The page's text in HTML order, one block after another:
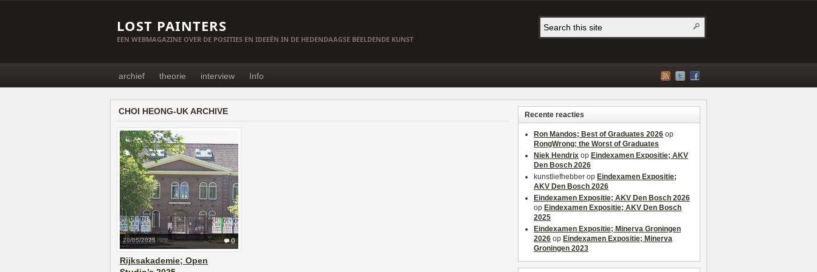
LOST PAINTERS
EEN WEBMAGAZINE OVER DE POSITIES EN IDEEËN IN DE HEDENDAAGSE BEELDENDE KUNST
archief theorie interview Info
CHOI HEONG-UK ARCHIVE
0
20/05/2025
Rijksakademie; Open
Recente reacties
Ron Mandos; Best of Graduates 2026 op
RongWrong; the Worst of Graduates
Niek Hendrix op Eindexamen Expositie; AKV
Den Bosch 2026
kunstliefhebber op Eindexamen Expositie;
AKV Den Bosch 2026
Eindexamen Expositie; AKV Den Bosch 2026
op Eindexamen Expositie; AKV Den Bosch
2025
Eindexamen Expositie; Minerva Groningen
2026 op Eindexamen Expositie; Minerva
Groningen 2023